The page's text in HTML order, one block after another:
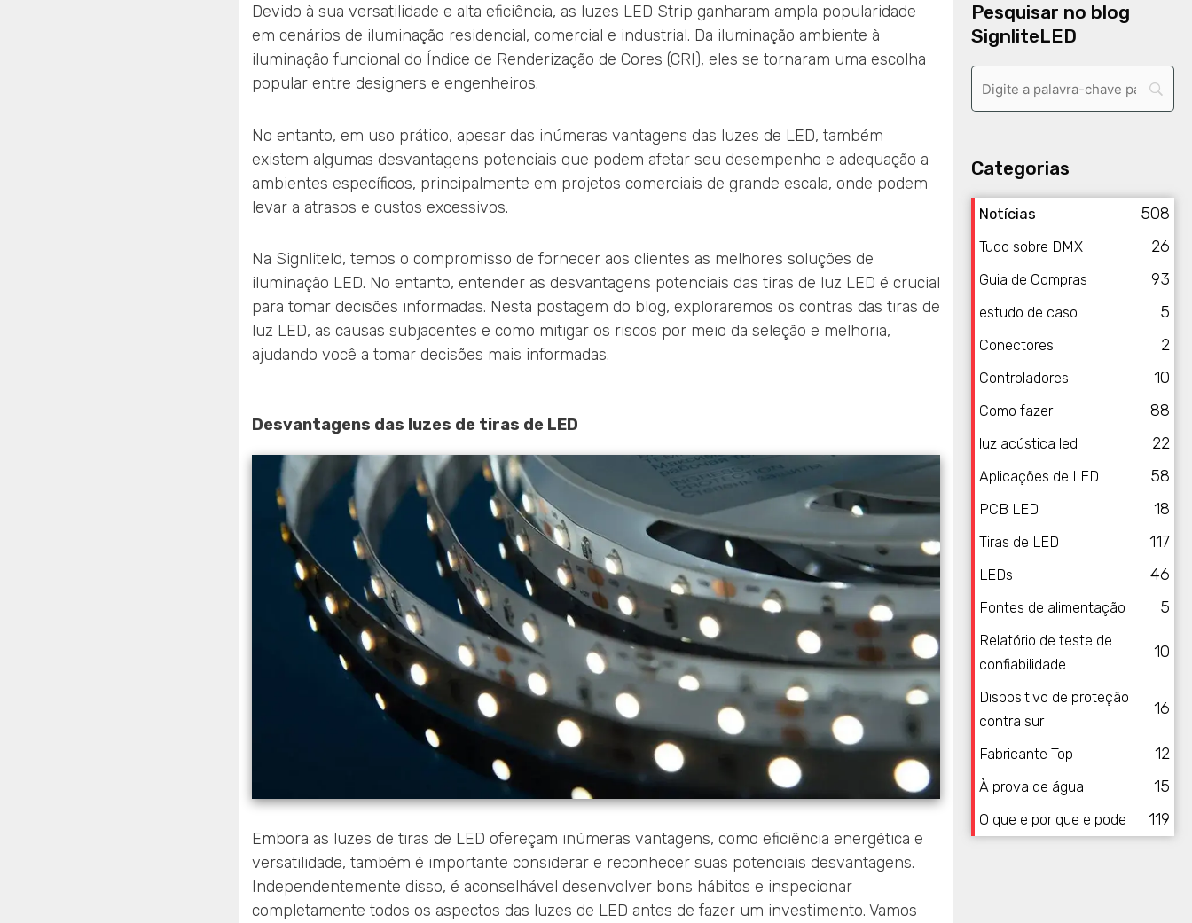
Devido à sua versatilidade e alta eficiência, as luzes LED Strip ganharam ampla popularidade
em cenários de iluminação residencial, comercial e industrial. Da iluminação ambiente à
iluminação funcional do Índice de Renderização de Cores (CRI), eles se tornaram uma escolha
popular entre designers e engenheiros.
No entanto, em uso prático, apesar das inúmeras vantagens das luzes de LED, também
existem algumas desvantagens potenciais que podem afetar seu desempenho e adequação a
ambientes específicos, principalmente em projetos comerciais de grande escala, onde podem
levar a atrasos e custos excessivos.
Na Signliteld, temos o compromisso de fornecer aos clientes as melhores soluções de
iluminação LED. No entanto, entender as desvantagens potenciais das tiras de luz LED é crucial
para tomar decisões informadas. Nesta postagem do blog, exploraremos os contras das tiras de
luz LED, as causas subjacentes e como mitigar os riscos por meio da seleção e melhoria,
ajudando você a tomar decisões mais informadas.
Desvantagens das luzes de tiras de LED
Embora as luzes de tiras de LED ofereçam inúmeras vantagens, como eficiência energética e
versatilidade, também é importante considerar e reconhecer suas potenciais desvantagens.
Independentemente disso, é aconselhável desenvolver bons hábitos e inspecionar
completamente todos os aspectos das luzes de LED antes de fazer um investimento. Vamos
Pesquisar no blog
SignliteLED
Categorias
Notícias 508
Tudo sobre DMX 26
Guia de Compras 93
estudo de caso 5
Conectores 2
Controladores 10
Como fazer 88
luz acústica led 22
Aplicações de LED 58
PCB LED 18
Tiras de LED 117
LEDs 46
Fontes de alimentação 5
Relatório de teste de
confiabilidade
10
Dispositivo de proteção
contra sur
16
Fabricante Top 12
À prova de água 15
O que e por que e pode 119